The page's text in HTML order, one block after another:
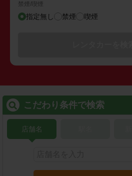
禁煙/喫煙
指定無し 禁煙 喫煙
こだわり条件で検索
店舗名